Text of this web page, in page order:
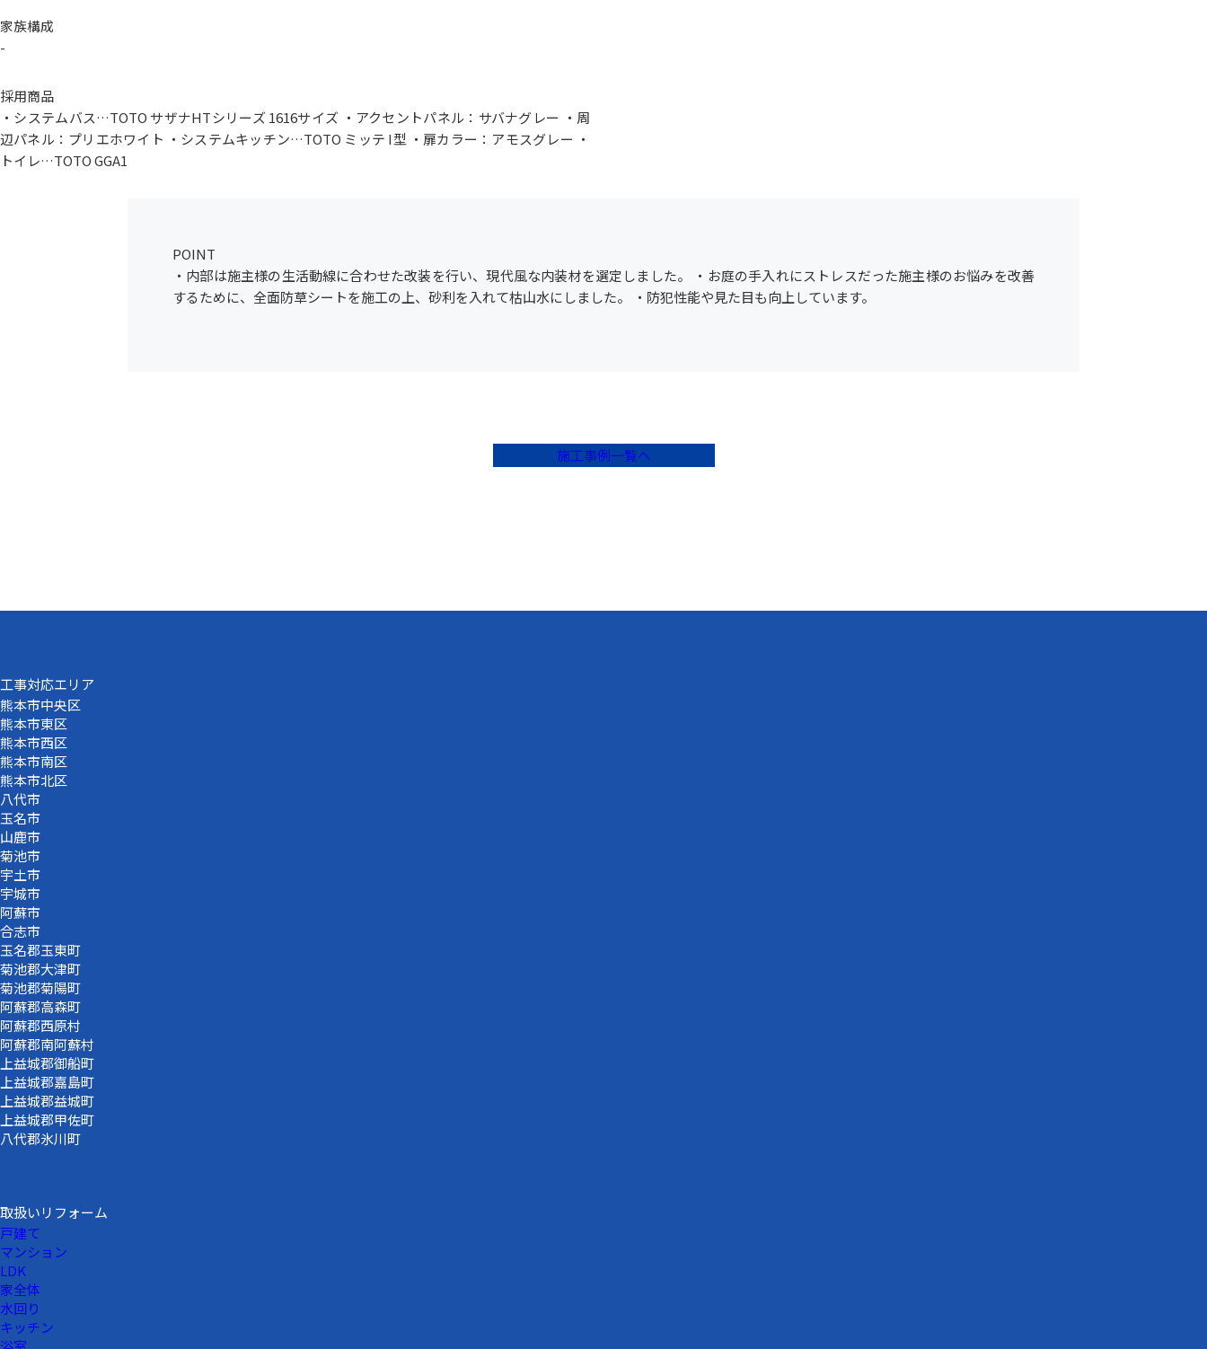
家族構成
-
採用商品
・システムバス…TOTO サザナHTシリーズ 1616サイズ ・アクセントパネル：サバナグレー ・周
辺パネル：プリエホワイト ・システムキッチン…TOTO ミッテ I型 ・扉カラー：アモスグレー ・
トイレ…TOTO GGA1
POINT
・内部は施主様の生活動線に合わせた改装を行い、現代風な内装材を選定しました。 ・お庭の手入れにストレスだった施主様のお悩みを改善
するために、全面防草シートを施工の上、砂利を入れて枯山水にしました。 ・防犯性能や見た目も向上しています。
施工事例一覧へ
工事対応エリア
熊本市中央区
熊本市東区
熊本市西区
熊本市南区
熊本市北区
八代市
玉名市
山鹿市
菊池市
宇土市
宇城市
阿蘇市
合志市
玉名郡玉東町
菊池郡大津町
菊池郡菊陽町
阿蘇郡高森町
阿蘇郡西原村
阿蘇郡南阿蘇村
上益城郡御船町
上益城郡嘉島町
上益城郡益城町
上益城郡甲佐町
八代郡氷川町
取扱いリフォーム
戸建て
マンション
LDK
家全体
水回り
キッチン